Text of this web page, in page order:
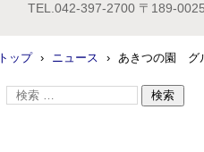
TEL. 042-397-2700 〒189-
トップ › ニュース › あきつの園 グ